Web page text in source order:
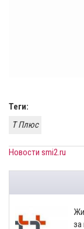
Теги:
Т Плюс
Новости smi2.ru
за